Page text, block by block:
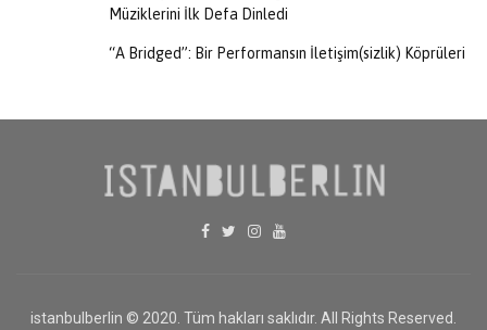
Müziklerini İlk Defa Dinledi
“A Bridged”: Bir Performansın İletişim(sizlik) Köprüleri
istanbulberlin © 2020. Tüm hakları saklıdır. All Rights Reserved.